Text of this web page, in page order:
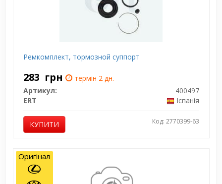
Ремкомплект, тормозной суппорт
283 грн
термін 2 дн.
Артикул:
400497
ERT
Іспанія
КУПИТИ Код: 2770399-63
Оригінал